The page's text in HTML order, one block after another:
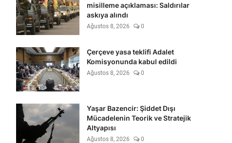
misilleme açıklaması: Saldırılar
askıya alındı
Ağustos 8, 2026 0
Çerçeve yasa teklifi Adalet
Komisyonunda kabul edildi
Ağustos 8, 2026 0
Yaşar Bazencir: Şiddet Dışı
Mücadelenin Teorik ve Stratejik
Altyapısı
Ağustos 8, 2026 0